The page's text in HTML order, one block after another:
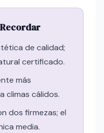
de calidad;
certificado.
más
climas cálidos.
dos firmezas; el
media.